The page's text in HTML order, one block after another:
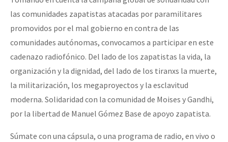
las comunidades zapatistas atacadas por paramilitares
promovidos por el mal gobierno en contra de las
comunidades autónomas, convocamos a participar en este
cadenazo radiofónico. Del lado de los zapatistas la vida, la
organización y la dignidad, del lado de los tiranxs la muerte,
la militarización, los megaproyectos y la esclavitud
moderna. Solidaridad con la comunidad de Moises y Gandhi,
por la libertad de Manuel Gómez Base de apoyo zapatista.
Súmate con una cápsula, o una programa de radio, en vivo o